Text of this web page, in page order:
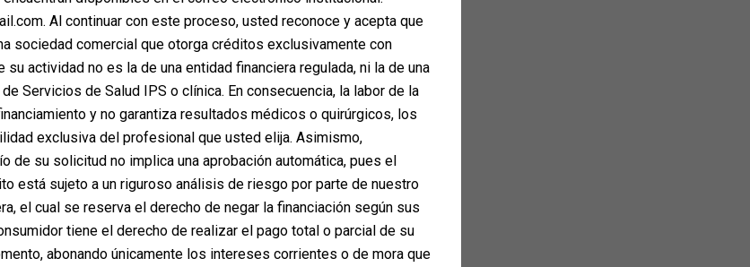
Al continuar con este proceso, usted reconoce y acepta que
sociedad comercial que otorga créditos exclusivamente con
actividad no es la de una entidad financiera regulada, ni la de una
Servicios de Salud IPS o clínica. En consecuencia, la labor de la
y no garantiza resultados médicos o quirúrgicos, los
exclusiva del profesional que usted elija. Asimismo,
de su solicitud no implica una aprobación automática, pues el
está sujeto a un riguroso análisis de riesgo por parte de nuestro
el cual se reserva el derecho de negar la financiación según sus
tiene el derecho de realizar el pago total o parcial de su
abonando únicamente los intereses corrientes o de mora que